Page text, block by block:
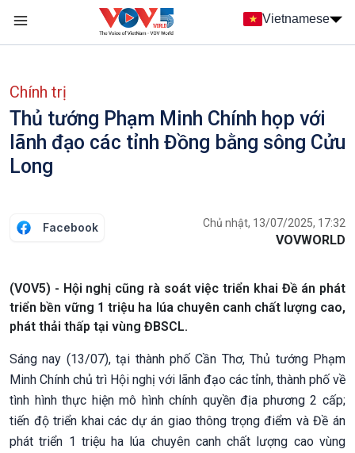
Nhảy đến nội dung
Vietnamese
Chính trị
Thủ tướng Phạm Minh Chính họp với
lãnh đạo các tỉnh Đồng bằng sông Cửu
Long
Facebook Chủ nhật, 13/07/2025, 17:32
VOVWORLD
(VOV5) - Hội nghị cũng rà soát việc triển khai Đề án phát
triển bền vững 1 triệu ha lúa chuyên canh chất lượng cao,
phát thải thấp tại vùng ĐBSCL.
Sáng nay (13/07), tại thành phố Cần Thơ, Thủ tướng Phạm
Minh Chính chủ trì Hội nghị với lãnh đạo các tỉnh, thành phố về
tình hình thực hiện mô hình chính quyền địa phương 2 cấp;
tiến độ triển khai các dự án giao thông trọng điểm và Đề án
phát triển 1 triệu ha lúa chuyên canh chất lượng cao vùng